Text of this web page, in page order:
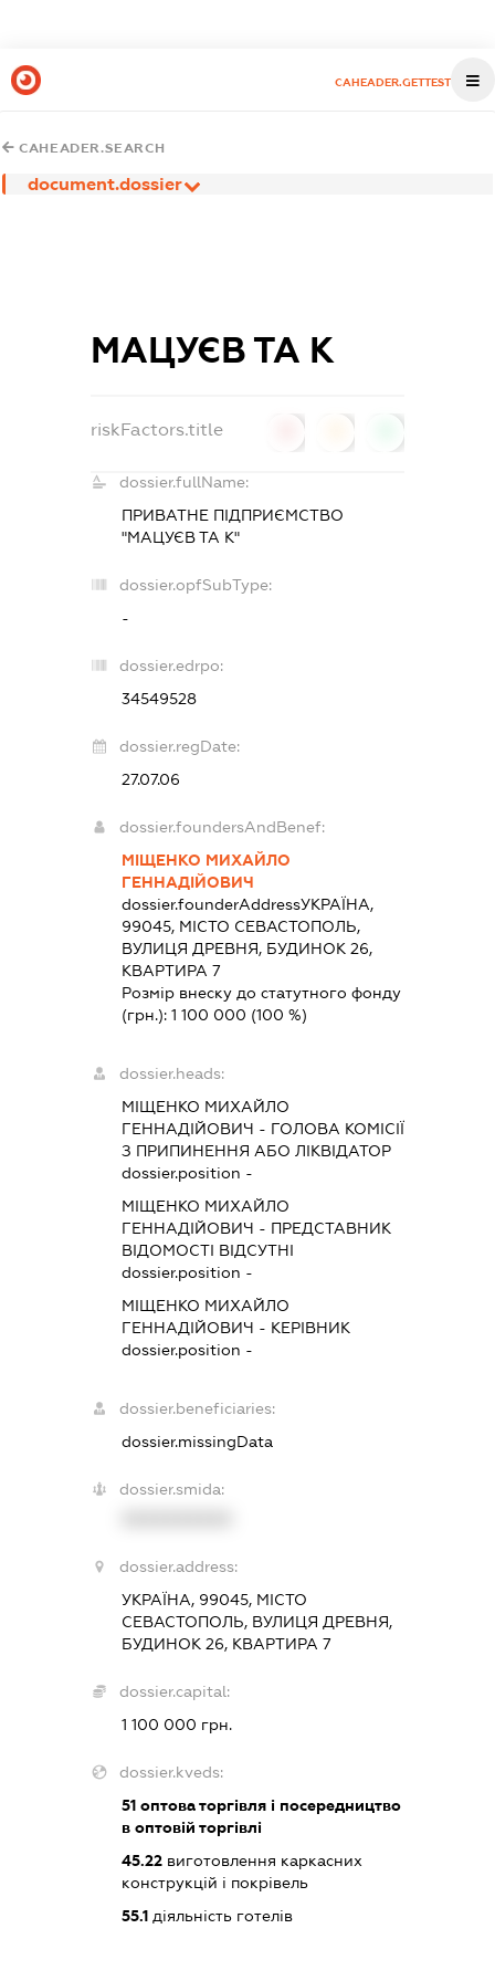
CAHEADER.GETTEST
CAHEADER.SEARCH
document.dossier
МАЦУЄВ ТА К
riskFactors.title
dossier.fullName:
ПРИВАТНЕ ПІДПРИЄМСТВО
"МАЦУЄВ ТА К"
dossier.opfSubType:
-
dossier.edrpo:
34549528
dossier.regDate:
27.07.06
dossier.foundersAndBenef:
МІЩЕНКО МИХАЙЛО
ГЕННАДІЙОВИЧ
dossier.founderAddressУКРАЇНА,
99045, МІСТО СЕВАСТОПОЛЬ,
ВУЛИЦЯ ДРЕВНЯ, БУДИНОК 26,
КВАРТИРА 7
Розмір внеску до статутного фонду
(грн.): 1 100 000 (100 %)
dossier.heads:
МІЩЕНКО МИХАЙЛО
ГЕННАДІЙОВИЧ - ГОЛОВА КОМІСІЇ
З ПРИПИНЕННЯ АБО ЛІКВІДАТОР
dossier.position -
МІЩЕНКО МИХАЙЛО
ГЕННАДІЙОВИЧ - ПРЕДСТАВНИК
ВІДОМОСТІ ВІДСУТНІ
dossier.position -
МІЩЕНКО МИХАЙЛО
ГЕННАДІЙОВИЧ - КЕРІВНИК
dossier.position -
dossier.beneficiaries:
dossier.missingData
dossier.smida:
dossier.address:
УКРАЇНА, 99045, МІСТО
СЕВАСТОПОЛЬ, ВУЛИЦЯ ДРЕВНЯ,
БУДИНОК 26, КВАРТИРА 7
dossier.capital:
1 100 000 грн.
dossier.kveds:
51оптова торгівля і посередництво
в оптовій торгівлі
45.22виготовлення каркасних
конструкцій і покрівель
55.1діяльність готелів